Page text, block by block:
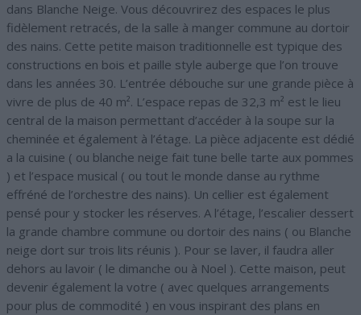
dans Blanche Neige. Vous découvrirez des espaces le plus
fidèlement retracés, de la salle à manger commune au dortoir
des nains. Cette petite maison traditionnelle est typique des
constructions en bois et paille style auberge que l’on trouve
dans les années 30. L’entrée débouche sur une grande pièce à
vivre de plus de 40 m². L’espace repas de 32,3 m² est le lieu
central de la maison permettant d’accéder à la soupe sur la
cheminée et également à l’étage. La pièce adjacente est dédié
a la cuisine ( ou blanche neige fait tune belle tarte aux pommes
) et l’espace musical ( ou tout le monde danse au rythme
effréné de l’orchestre des nains). Un cellier est également
pensé pour y stocker les réserves. A l’étage, l’escalier dessert
la grande chambre commune ou dortoir des nains ( ou Blanche
neige dort sur trois lits réunis ). Pour se laver, il faudra aller
dehors au lavoir ( le dimanche ou à Noel ). Cette maison, peut
devenir également la votre ( avec quelques arrangements
pour plus de commodité ) en vous inspirant des plans en